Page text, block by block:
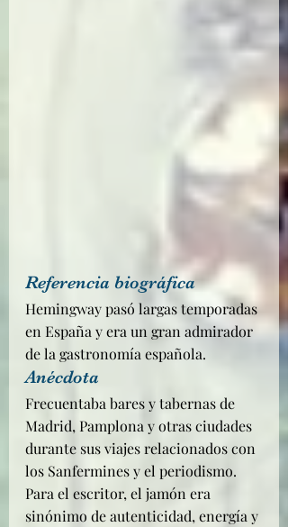
Referencia biográfica
Hemingway pasó largas temporadas
en España y era un gran admirador
de la gastronomía española.
Anécdota
Frecuentaba bares y tabernas de
Madrid, Pamplona y otras ciudades
durante sus viajes relacionados con
los Sanfermines y el periodismo.
Para el escritor, el jamón era
sinónimo de autenticidad, energía y